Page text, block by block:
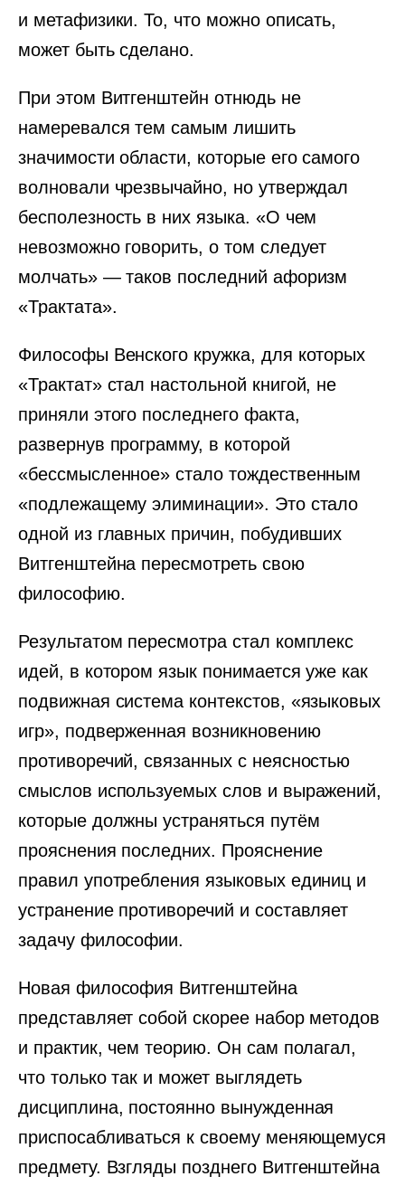
и метафизики. То, что можно описать,
может быть сделано.
При этом Витгенштейн отнюдь не
намеревался тем самым лишить
значимости области, которые его самого
волновали чрезвычайно, но утверждал
бесполезность в них языка. «О чем
невозможно говорить, о том следует
молчать» — таков последний афоризм
«Трактата».
Философы Венского кружка, для которых
«Трактат» стал настольной книгой, не
приняли этого последнего факта,
развернув программу, в которой
«бессмысленное» стало тождественным
«подлежащему элиминации». Это стало
одной из главных причин, побудивших
Витгенштейна пересмотреть свою
философию.
Результатом пересмотра стал комплекс
идей, в котором язык понимается уже как
подвижная система контекстов, «языковых
игр», подверженная возникновению
противоречий, связанных с неясностью
смыслов используемых слов и выражений,
которые должны устраняться путём
прояснения последних. Прояснение
правил употребления языковых единиц и
устранение противоречий и составляет
задачу философии.
Новая философия Витгенштейна
представляет собой скорее набор методов
и практик, чем теорию. Он сам полагал,
что только так и может выглядеть
дисциплина, постоянно вынужденная
приспосабливаться к своему меняющемуся
предмету. Взгляды позднего Витгенштейна